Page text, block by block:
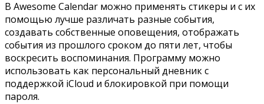
В Awesome Calendar можно применять стикеры и с их
помощью лучше различать разные события,
создавать собственные оповещения, отображать
события из прошлого сроком до пяти лет, чтобы
воскресить воспоминания. Программу можно
использовать как персональный дневник с
поддержкой iCloud и блокировкой при помощи
пароля.